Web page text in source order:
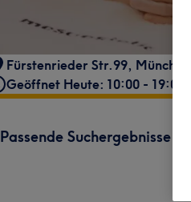
Fürstenrieder Str.99, München
Geöffnet Heute: 10:00 - 19:00
Passende Suchergebnisse